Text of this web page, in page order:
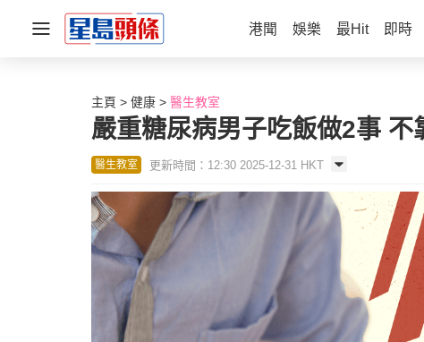
港聞 娛樂 最Hit 即時
主頁 健康 醫生教室
嚴重糖尿病男子吃飯做2事
醫生教室 更新時間：12:30 2025-12-31 HKT